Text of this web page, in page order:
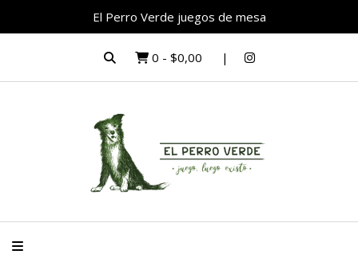
El Perro Verde juegos de mesa
0 - $0,00